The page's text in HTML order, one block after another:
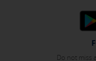
Do not miss